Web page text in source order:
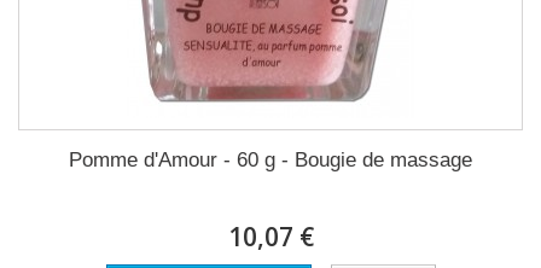
Pomme d'Amour - 60 g - Bougie de massage
10,07 €